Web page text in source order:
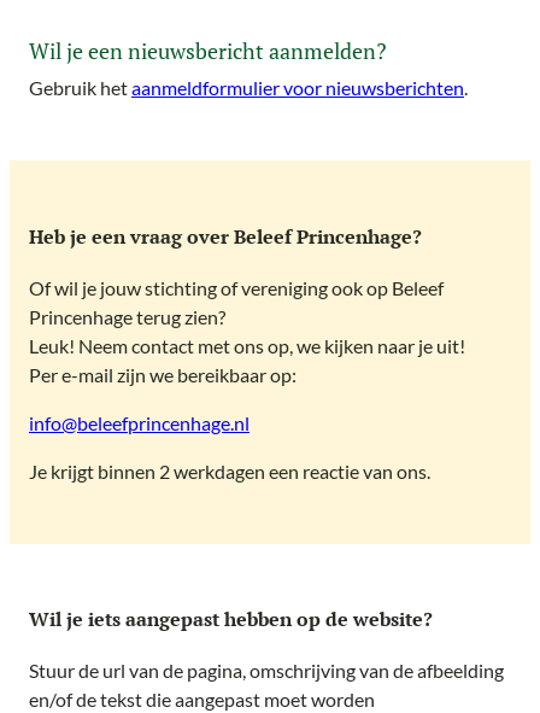
Wil je een nieuwsbericht aanmelden?
Gebruik hetaanmeldformulier voor nieuwsberichten.
Heb je een vraag over Beleef Princenhage?
Of wil je jouw stichting of vereniging ook op Beleef
Princenhage terug zien?
Leuk! Neem contact met ons op, we kijken naar je uit!
Per e-mail zijn we bereikbaar op:
info@beleefprincenhage.nl
Je krijgt binnen 2 werkdagen een reactie van ons.
Wil je iets aangepast hebben op de website?
Stuur de url van de pagina, omschrijving van de afbeelding
en/of de tekst die aangepast moet worden